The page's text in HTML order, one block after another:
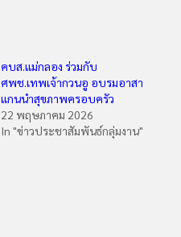
คบส.แม่กลอง ร่วมกับ
ศพช.เทพเจ้ากวนอู อบรมอาสา
แกนนำสุขภาพครอบครัว
22 พฤษภาคม 2026
In "ข่าวประชาสัมพันธ์กลุ่มงาน"